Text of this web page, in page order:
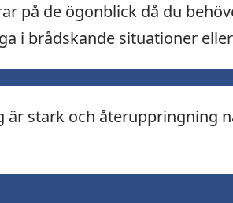
på de ögonblick då du
i brådskande situationer
är stark och återuppringning